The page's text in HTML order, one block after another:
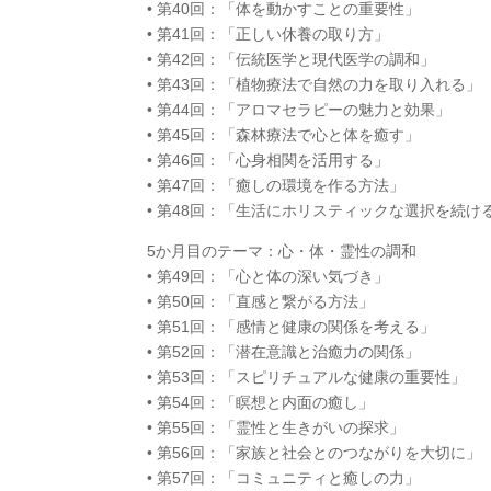
• 第40回：「体を動かすことの重要性」
• 第41回：「正しい休養の取り方」
• 第42回：「伝統医学と現代医学の調和」
• 第43回：「植物療法で自然の力を取り入れる」
• 第44回：「アロマセラピーの魅力と効果」
• 第45回：「森林療法で心と体を癒す」
• 第46回：「心身相関を活用する」
• 第47回：「癒しの環境を作る方法」
• 第48回：「生活にホリスティックな選択を続け
5か月目のテーマ：心・体・霊性の調和
• 第49回：「心と体の深い気づき」
• 第50回：「直感と繋がる方法」
• 第51回：「感情と健康の関係を考える」
• 第52回：「潜在意識と治癒力の関係」
• 第53回：「スピリチュアルな健康の重要性」
• 第54回：「瞑想と内面の癒し」
• 第55回：「霊性と生きがいの探求」
• 第56回：「家族と社会とのつながりを大切に」
• 第57回：「コミュニティと癒しの力」